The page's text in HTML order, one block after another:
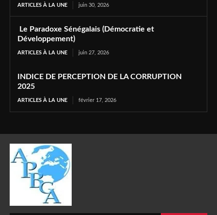
ARTICLES À LA UNE juin 30, 2026
Le Paradoxe Sénégalais (Démocratie et
Développement)
ARTICLES À LA UNE juin 27, 2026
INDICE DE PERCEPTION DE LA CORRUPTION
2025
ARTICLES À LA UNE février 17, 2026